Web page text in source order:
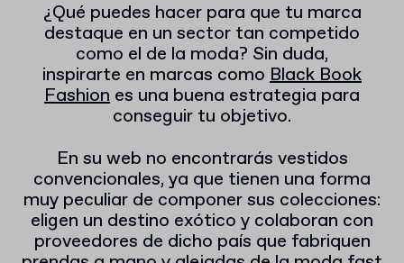
¿Qué puedes hacer para que tu marca
destaque en un sector tan competido
como el de la moda? Sin duda,
inspirarte en marcas como Black Book
Fashion es una buena estrategia para
conseguir tu objetivo.
En su web no encontrarás vestidos
convencionales, ya que tienen una forma
muy peculiar de componer sus colecciones:
eligen un destino exótico y colaboran con
proveedores de dicho país que fabriquen